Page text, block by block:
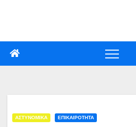
ΑΣΤΥΝΟΜΙΚΑ ΕΠΙΚΑΙΡΟΤΗΤΑ